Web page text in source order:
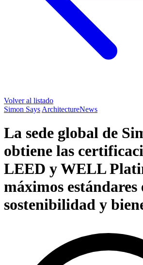
Volver al listado
Simon Says ArchitectureNews
La sede global de
obtiene las
LEED y WELL
máximos estándares
sostenibilidad y